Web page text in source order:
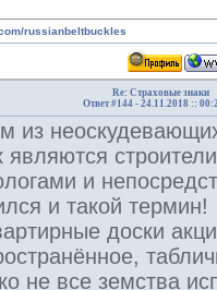
russianbeltbuckles
Re: Страховые знаки
Ответ #144 -24.11.2018 ::
из
являются
и
и такой
доски
не все земства